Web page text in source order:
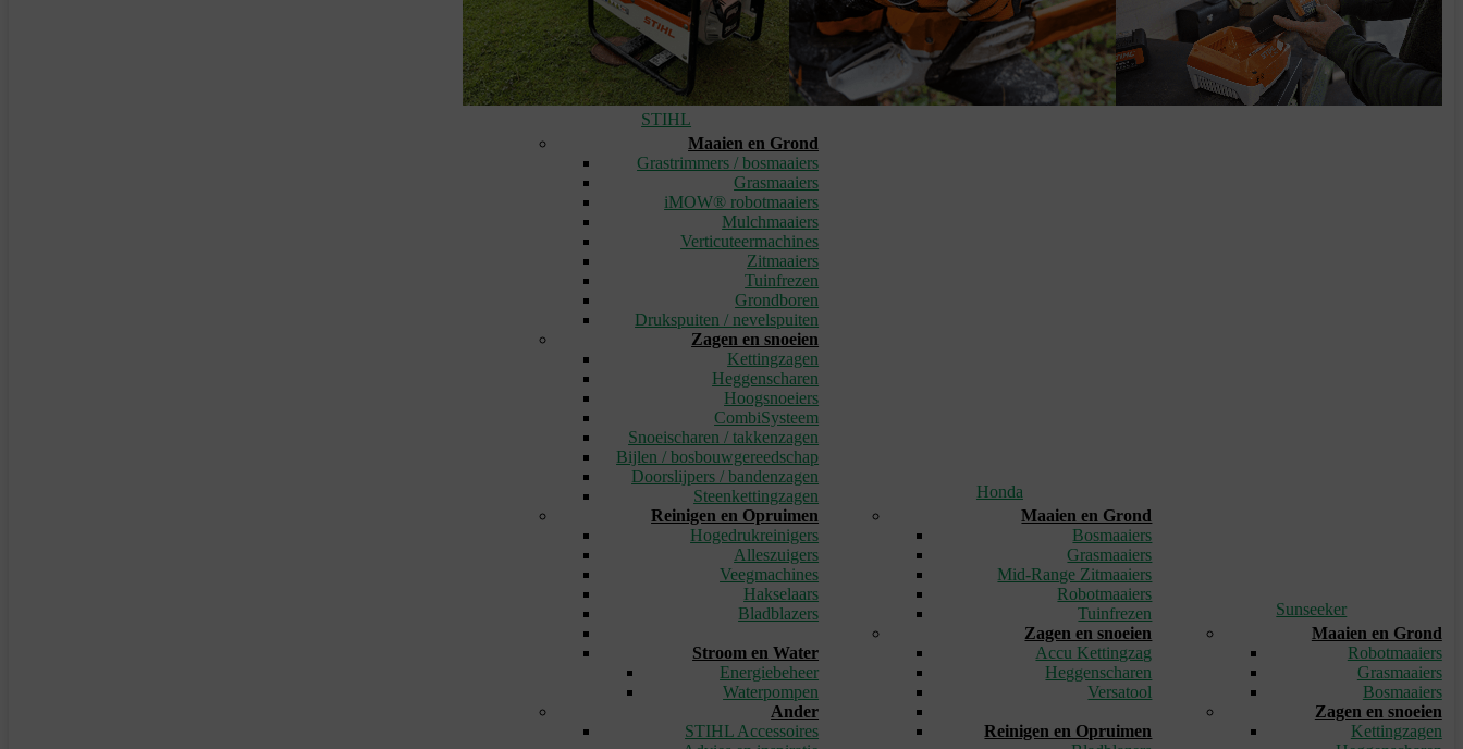
STIHL
Maaien en Grond
Grastrimmers / bosmaaiers
Grasmaaiers
iMOW® robotmaaiers
Mulchmaaiers
Verticuteermachines
Zitmaaiers
Tuinfrezen
Grondboren
Drukspuiten / nevelspuiten
Zagen en snoeien
Kettingzagen
Heggenscharen
Hoogsnoeiers
CombiSysteem
Snoeischaren / takkenzagen
Bijlen / bosbouwgereedschap
Doorslijpers / bandenzagen
Steenkettingzagen
Reinigen en Opruimen
Hogedrukreinigers
Alleszuigers
Veegmachines
Hakselaars
Bladblazers
Stroom en Water
Energiebeheer
Waterpompen
Ander
STIHL Accessoires
Honda
Maaien en Grond
Bosmaaiers
Grasmaaiers
Mid-Range Zitmaaiers
Robotmaaiers
Tuinfrezen
Zagen en snoeien
Accu Kettingzag
Heggenscharen
Versatool
Reinigen en Opruimen
Sunseeker
Maaien en Grond
Robotmaaiers
Grasmaaiers
Bosmaaiers
Zagen en snoeien
Kettingzagen